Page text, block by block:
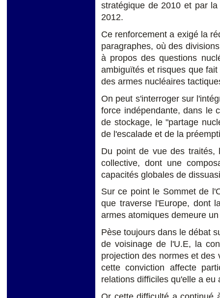
stratégique de 2010 et par
2012.
Ce renforcement a exigé la
paragraphes, où des
à propos des questions
ambiguïtés et risques que
des armes nucléaires
On peut s'interroger sur
force indépendante, dans le
de stockage, le "partage
de l'escalade et de la
Du point de vue des traités,
collective, dont une
capacités globales de
Sur ce point le Sommet de
que traverse l'Europe, dont
armes atomiques demeure
Pèse toujours dans le débat
de voisinage de l'U.E, la
projection des normes et
cette conviction affecte
relations difficiles qu'elle a eu